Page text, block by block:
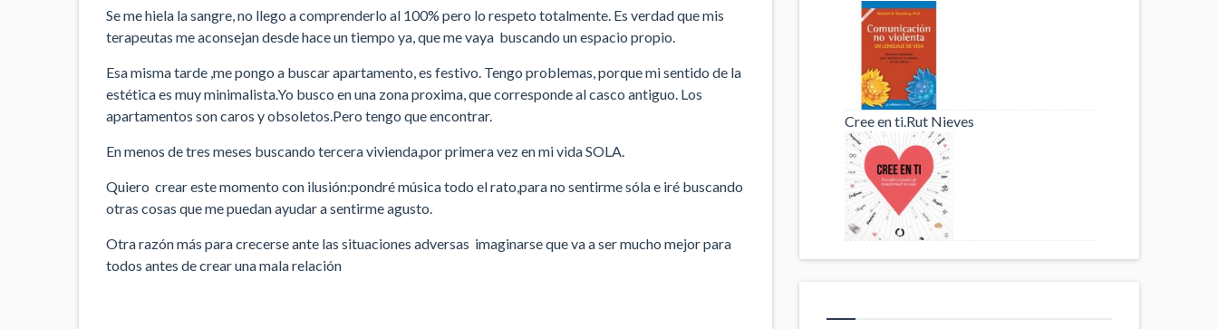
Se me hiela la sangre, no llego a comprenderlo al 100% pero lo respeto totalmente. Es verdad que mis
terapeutas me aconsejan desde hace un tiempo ya, que me vaya buscando un espacio propio.
Esa misma tarde ,me pongo a buscar apartamento, es festivo. Tengo problemas, porque mi sentido de la
estética es muy minimalista.Yo busco en una zona proxima, que corresponde al casco antiguo. Los
apartamentos son caros y obsoletos.Pero tengo que encontrar.
En menos de tres meses buscando tercera vivienda,por primera vez en mi vida SOLA.
Quiero crear este momento con ilusión:pondré música todo el rato,para no sentirme sóla e iré buscando
otras cosas que me puedan ayudar a sentirme agusto.
Otra razón más para crecerse ante las situaciones adversas imaginarse que va a ser mucho mejor para
todos antes de crear una mala relación
Cree en ti.Rut Nieves